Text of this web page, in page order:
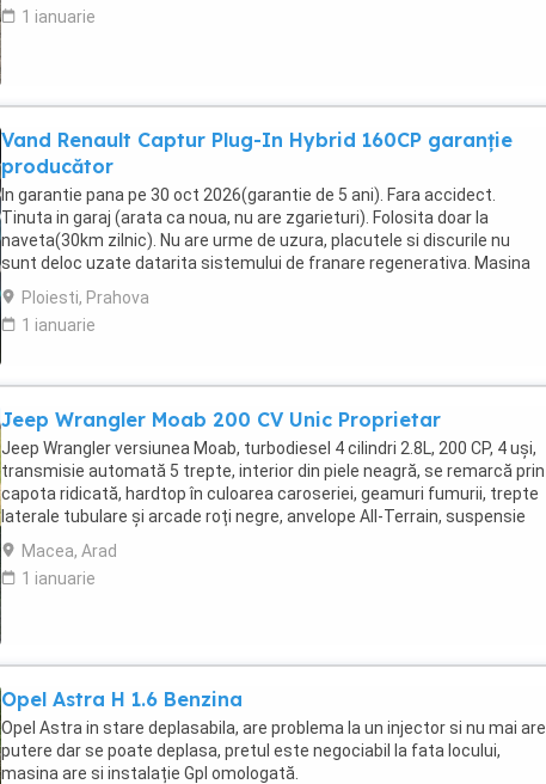
1 ianuarie
Vand Renault Captur Plug-In Hybrid 160CP garanție
producător
In garantie pana pe 30 oct 2026(garantie de 5 ani). Fara accidect.
Tinuta in garaj (arata ca noua, nu are zgarieturi). Folosita doar la
naveta(30km zilnic). Nu are urme de uzura, placutele si discurile nu
sunt deloc uzate datarita sistemului de franare regenerativa. Masina
are foarte multe dotari suplimentare ...
Ploiesti, Prahova
1 ianuarie
Jeep Wrangler Moab 200 CV Unic Proprietar
Jeep Wrangler versiunea Moab, turbodiesel 4 cilindri 2.8L, 200 CP, 4 uși,
transmisie automată 5 trepte, interior din piele neagră, se remarcă prin
capota ridicată, hardtop în culoarea caroseriei, geamuri fumurii, trepte
laterale tubulare și arcade roți negre, anvelope All-Terrain, suspensie
ridicată ...
Macea, Arad
1 ianuarie
Opel Astra H 1.6 Benzina
Opel Astra in stare deplasabila, are problema la un injector si nu mai are
putere dar se poate deplasa, pretul este negociabil la fata locului,
masina are si instalație Gpl omologată.